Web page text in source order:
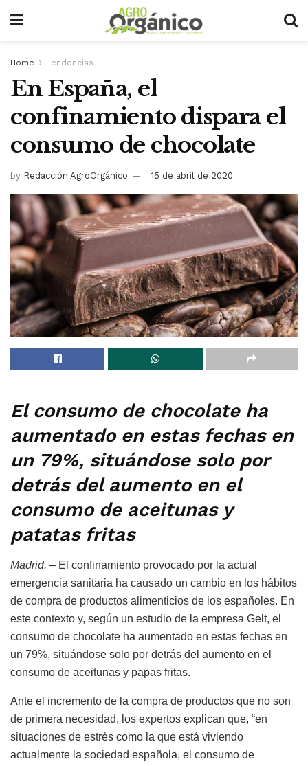
Home Tendencias
En España, el
confinamiento dispara el
consumo de chocolate
by Redacción AgroOrgánico 15 de abril de 2020
El consumo de chocolate ha
aumentado en estas fechas en
un 79%, situándose solo por
detrás del aumento en el
consumo de aceitunas y
patatas fritas
Madrid. – El confinamiento provocado por la actual
emergencia sanitaria ha causado un cambio en los hábitos
de compra de productos alimenticios de los españoles. En
este contexto y, según un estudio de la empresa Gelt, el
consumo de chocolate ha aumentado en estas fechas en
un 79%, situándose solo por detrás del aumento en el
consumo de aceitunas y papas fritas.
Ante el incremento de la compra de productos que no son
de primera necesidad, los expertos explican que, “en
situaciones de estrés como la que está viviendo
actualmente la sociedad española, el consumo de